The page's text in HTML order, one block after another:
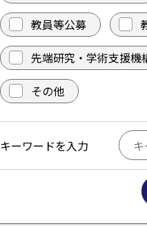
教員等公募
先端研究・学術支援機
その他
キーワードを入力